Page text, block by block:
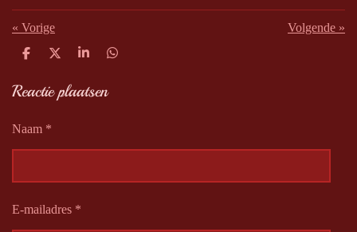
« Vorige Volgende »
D
e
D
l
S
r
D
Reactie plaatsen
Naam *
E-mailadres *